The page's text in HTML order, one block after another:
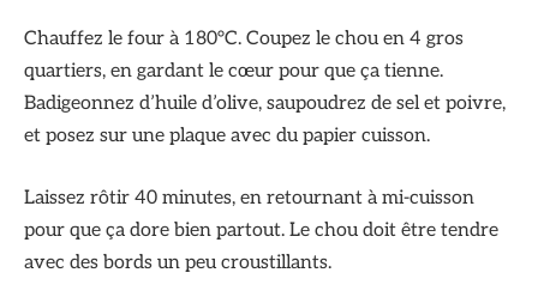
Chauffez le four à 180°C. Coupez le chou en 4 gros
quartiers, en gardant le cœur pour que ça tienne.
Badigeonnez d’huile d’olive, saupoudrez de sel et poivre,
et posez sur une plaque avec du papier cuisson.
Laissez rôtir 40 minutes, en retournant à mi-cuisson
pour que ça dore bien partout. Le chou doit être tendre
avec des bords un peu croustillants.